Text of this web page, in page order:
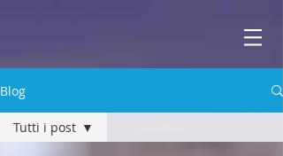
Scuola di
Blog
Tutti i post